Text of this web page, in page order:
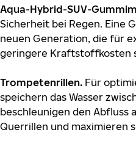
Aqua-Hybrid-SUV-
Sicherheit bei Regen. Eine
neuen Generation, die für
geringere Kraftstoffkosten
Trompetenrillen. Für
speichern das Wasser
beschleunigen den Abfluss
Querrillen und maximieren